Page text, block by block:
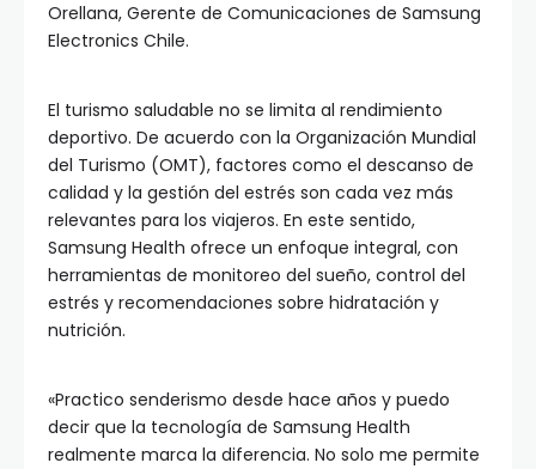
Orellana, Gerente de Comunicaciones de Samsung
Electronics Chile.
El turismo saludable no se limita al rendimiento
deportivo. De acuerdo con la Organización Mundial
del Turismo (OMT), factores como el descanso de
calidad y la gestión del estrés son cada vez más
relevantes para los viajeros. En este sentido,
Samsung Health ofrece un enfoque integral, con
herramientas de monitoreo del sueño, control del
estrés y recomendaciones sobre hidratación y
nutrición.
«Practico senderismo desde hace años y puedo
decir que la tecnología de Samsung Health
realmente marca la diferencia. No solo me permite